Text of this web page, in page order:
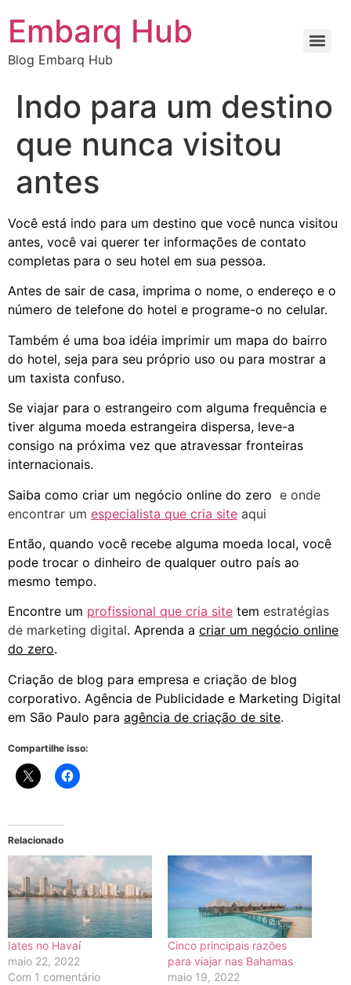
Embarq Hub
Blog Embarq Hub
Indo para um destino
que nunca visitou
antes
Você está indo para um destino que você nunca visitou
antes, você vai querer ter informações de contato
completas para o seu hotel em sua pessoa.
Antes de sair de casa, imprima o nome, o endereço e o
número de telefone do hotel e programe-o no celular.
Também é uma boa idéia imprimir um mapa do bairro
do hotel, seja para seu próprio uso ou para mostrar a
um taxista confuso.
Se viajar para o estrangeiro com alguma frequência e
tiver alguma moeda estrangeira dispersa, leve-a
consigo na próxima vez que atravessar fronteiras
internacionais.
Saiba como criar um negócio online do zero e onde
encontrar um especialista que cria site aqui
Então, quando você recebe alguma moeda local, você
pode trocar o dinheiro de qualquer outro país ao
mesmo tempo.
Encontre um profissional que cria site tem estratégias
de marketing digital. Aprenda a criar um negócio online
do zero.
Criação de blog para empresa e criação de blog
corporativo. Agência de Publicidade e Marketing Digital
em São Paulo para agência de criação de site.
Compartilhe isso:
Relacionado
Iates no Havaí
maio 22, 2022
Com 1 comentário
Cinco principais razões
para viajar nas Bahamas
maio 19, 2022